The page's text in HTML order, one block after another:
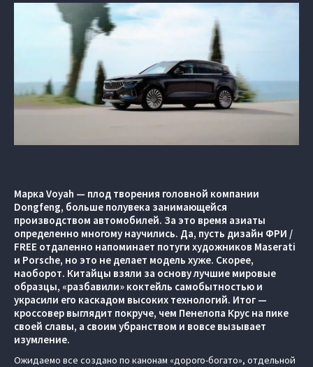
Марка Voyah — плод творения головной компании
Dongfeng, больше полувека занимающейся
производством автомобилей. За это время азиаты
определенно многому научились. Да, пусть дизайн ФРИ /
FREE отдаленно напоминает потуги художников Maserati
и Porsche, но это не делает модель хуже. Скорее,
наоборот. Китайцы взяли за основу лучшие мировые
образцы, «разбавили» коктейль самобытностью и
украсили его каскадом высоких технологий. Итог —
кроссовер выглядит покруче, чем Пенелопа Крус на пике
своей славы, а своим убранством и вовсе вызывает
изумление.
Ожидаемо все создано по канонам «дорого-богато», отдельной